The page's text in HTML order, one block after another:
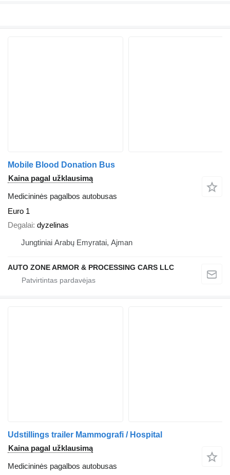
Mobile Blood Donation Bus
Kaina pagal užklausimą
Medicininės pagalbos autobusas
Euro 1
Degalai dyzelinas
Jungtiniai Arabų Emyratai, Ajman
AUTO ZONE ARMOR & PROCESSING CARS LLC
Udstillings trailer Mammografi / Hospital
Kaina pagal užklausimą
Medicininės pagalbos autobusas